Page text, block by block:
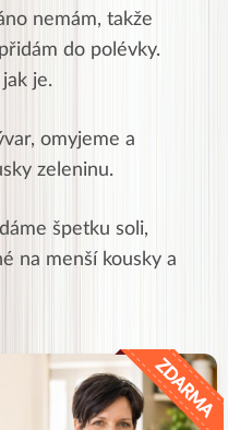
nemám, takže
do polévky.
je.
omyjeme a
zeleninu.
špetku soli,
na menší kousky a